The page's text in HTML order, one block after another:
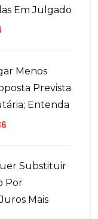
Em Julgado
Menos
Prevista
Entenda
Substituir
Por
Mais